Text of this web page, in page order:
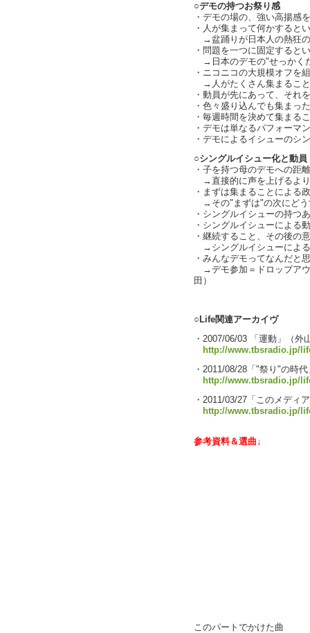
○デモの持つお祭り感
・デモの場の、強い高揚感
・人が集まって何かすると
→盆踊りが日本人の熱狂
・問題を一つに固定すると
→日本のデモの"せっかく
・ニコニコの大規模オフを
→人がたくさん集まるこ
・動員が先にあって、それ
・色々盛り込んでも集まっ
・毎週時間を決めて集まる
・デモは単なるパフォーマ
・デモによるイシューのシ
○シングルイシュー化と動員
・子を持つ母のデモへの距
→直接的に声を上げるより
・まずは集まることによる
→その"まずは"の次にどう
・シングルイシューの持つ
・シングルイシューによる
・継続すること、その後の
→シングルイシューによる
・みんなデモってなんだと
→デモ参加＝ドロップアウ
田）
○Life関連アーカイヴ
・2007/06/03 「運動」（外
http://www.tbsradio.jp/
・2011/08/28「"祭り"の時
http://www.tbsradio.jp/
・2011/03/27「このメディ
http://www.tbsradio.jp/
参考資料＆選曲↓
このパートでかけた曲